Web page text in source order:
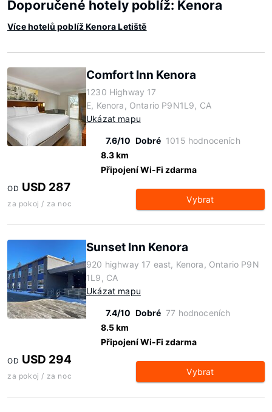
Doporučené hotely poblíž: Kenora
Více hotelů poblíž Kenora Letiště
Comfort Inn Kenora
1230 Highway 17
E, Kenora, Ontario P9N1L9, CA
Ukázat mapu
7.6/10 Dobré 1015 hodnoceních
8.3 km
Připojení Wi-Fi zdarma
OD USD 287
za pokoj / za noc Vybrat
Sunset Inn Kenora
920 highway 17 east, Kenora, Ontario P9N
1L9, CA
Ukázat mapu
7.4/10 Dobré 77 hodnoceních
8.5 km
Připojení Wi-Fi zdarma
OD USD 294
za pokoj / za noc Vybrat